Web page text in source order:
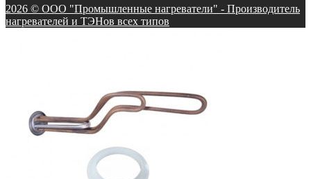
2026 © ООО "Промышленные нагреватели" - Производитель
нагревателей и ТЭНов всех типов